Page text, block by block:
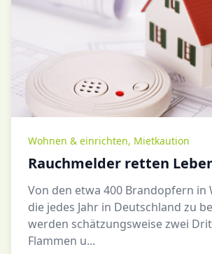
Wohnen & einrichten, Mietkaution
Rauchmelder retten
Von den etwa 400 Brandopfern in
die jedes Jahr in Deutschland zu
werden schätzungsweise zwei
Flammen u...